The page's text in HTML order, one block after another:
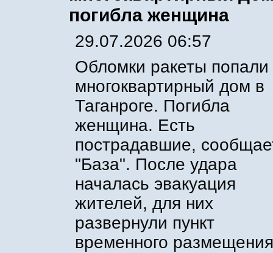
погибла женщина
29.07.2026 06:57
Обломки ракеты попали
многоквартирный дом в
Таганроге. Погибла
женщина. Есть
пострадавшие,
"База". После удара
началась эвакуация
жителей, для них
развернули пункт
временного